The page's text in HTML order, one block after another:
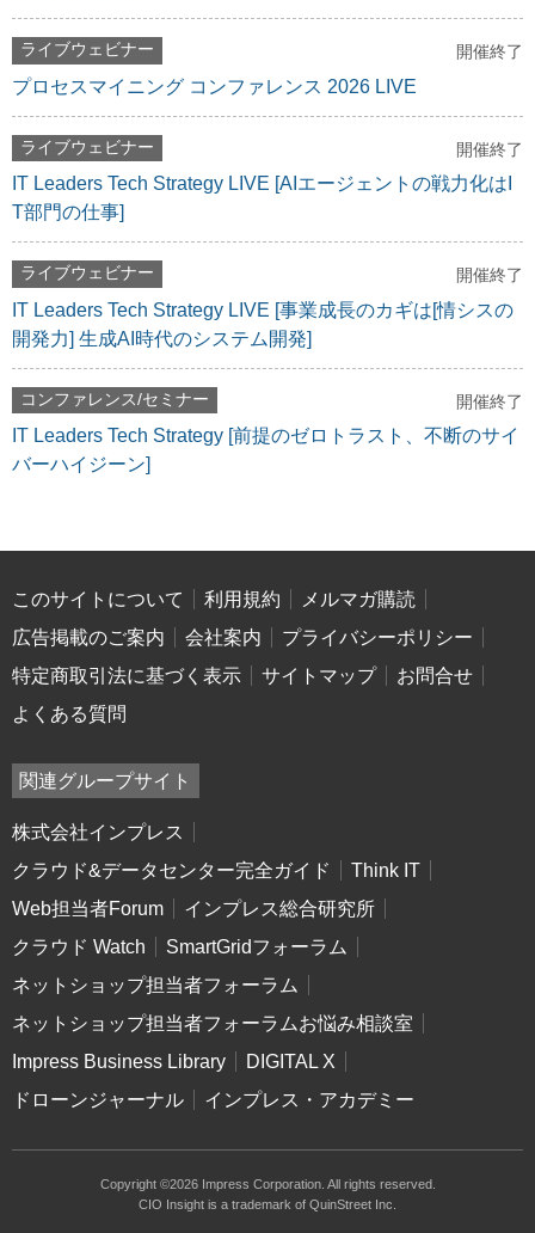
ライブウェビナー 開催終了
プロセスマイニング コンファレンス 2026 LIVE
ライブウェビナー 開催終了
IT Leaders Tech Strategy LIVE [AIエージェントの戦力化はI
T部門の仕事]
ライブウェビナー 開催終了
IT Leaders Tech Strategy LIVE [事業成長のカギは[情シスの
開発力] 生成AI時代のシステム開発]
コンファレンス/セミナー 開催終了
IT Leaders Tech Strategy [前提のゼロトラスト、不断のサイ
バーハイジーン]
このサイトについて 利用規約
メルマガ購読
広告掲載のご案内
会社案内
プライバシーポリシー
特定商取引法に基づく表示
サイトマップ
お問合せ
よくある質問
関連グループサイト
株式会社インプレス
クラウド&データセンター完全ガイド
Think IT
Web担当者Forum
インプレス総合研究所
クラウド Watch
SmartGridフォーラム
ネットショップ担当者フォーラム
ネットショップ担当者フォーラムお悩み相談室
Impress Business Library
DIGITAL X
ドローンジャーナル
インプレス・アカデミー
Copyright ©2026 Impress Corporation. All rights reserved.
CIO Insight is a trademark of QuinStreet Inc.